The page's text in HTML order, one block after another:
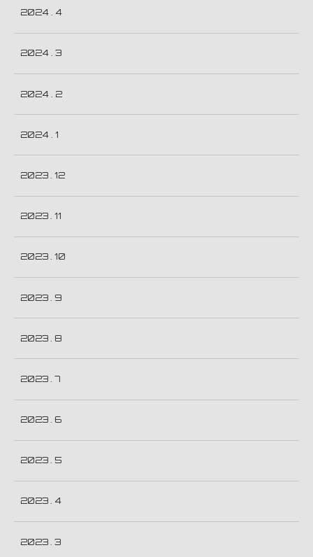
2024 . 4
2024 . 3
2024 . 2
2024 . 1
2023 . 12
2023 . 11
2023 . 10
2023 . 9
2023 . 8
2023 . 7
2023 . 6
2023 . 5
2023 . 4
2023 . 3